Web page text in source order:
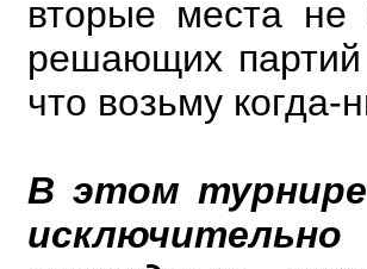
вторые места
решающих
что возьму когда-
В этом